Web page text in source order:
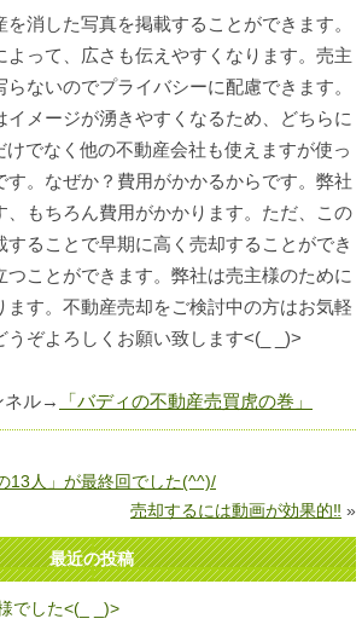
消した写真を掲載することができます。
よって、広さも伝えやすくなります。売主
ないのでプライバシーに配慮できます。
イメージが湧きやすくなるため、どちらに
けでなく他の不動産会社も使えますが使っ
す。なぜか？費用がかかるからです。弊社
、もちろん費用がかかります。ただ、この
ることで早期に高く売却することができ
つことができます。弊社は売主様のために
ます。不動産売却をご検討中の方はお気軽
うぞよろしくお願い致します<(_ _)>
ネル→
「バディの不動産売買虎の巻」
13人」が最終回でした(^^)/
売却するには動画が効果的‼ »
最近の投稿
でした<(_ _)>